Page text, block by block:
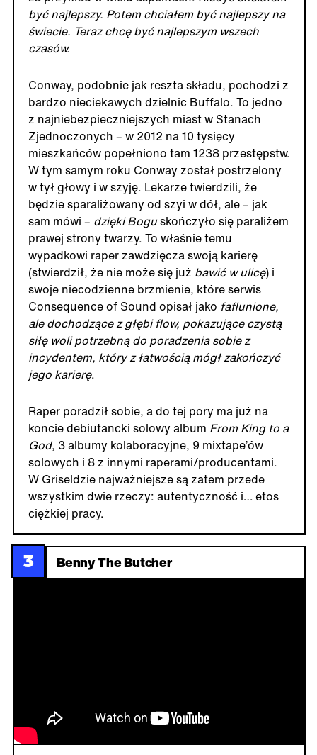
być najlepszy. Potem chciałem być najlepszy na
świecie. Teraz chcę być najlepszym wszech
czasów.
Conway, podobnie jak reszta składu, pochodzi z
bardzo nieciekawych dzielnic Buffalo. To jedno
z najniebezpieczniejszych miast w Stanach
Zjednoczonych – w 2012 na 10 tysięcy
mieszkańców popełniono tam 1238 przestępstw.
W tym samym roku Conway został postrzelony
w tył głowy i w szyję. Lekarze twierdzili, że
będzie sparaliżowany od szyi w dół, ale – jak
sam mówi – dzięki Boguskończyło się paraliżem
prawej strony twarzy. To właśnie temu
wypadkowi raper zawdzięcza swoją karierę
(stwierdził, że nie może się już bawić w ulicę) i
swoje niecodzienne brzmienie, które serwis
Consequence of Sound opisał jako faflunione,
ale dochodzące z głębi flow, pokazujące czystą
siłę woli potrzebną do poradzenia sobie z
incydentem, który z łatwością mógł zakończyć
jego karierę.
Raper poradził sobie, a do tej pory ma już na
koncie debiutancki solowy album From King to a
God, 3 albumy kolaboracyjne, 9 mixtape’ów
solowych i 8 z innymi raperami/producentami.
W Griseldzie najważniejsze są zatem przede
wszystkim dwie rzeczy: autentyczność i… etos
ciężkiej pracy.
3 Benny The Butcher